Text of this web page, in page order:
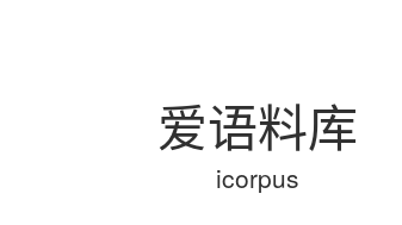
爱语料库
icorpus